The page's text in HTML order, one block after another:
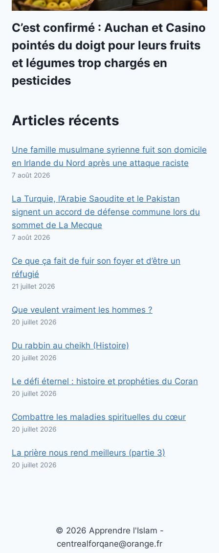
C’est confirmé : Auchan et Casino
pointés du doigt pour leurs fruits
et légumes trop chargés en
pesticides
Articles récents
Une famille musulmane syrienne fuit son domicile
en Irlande du Nord après une attaque raciste
7 août 2026
La Turquie, l’Arabie Saoudite et le Pakistan
signent un accord de défense commune lors du
sommet de La Mecque
7 août 2026
Ce que ça fait de fuir son foyer et d’être un
réfugié
21 juillet 2026
Que veulent vraiment les hommes ?
20 juillet 2026
Du rabbin au cheikh (Histoire)
20 juillet 2026
Le défi éternel : histoire et prophéties du Coran
20 juillet 2026
Combattre les maladies spirituelles du cœur
20 juillet 2026
La prière nous rend meilleurs (partie 3)
20 juillet 2026
© 2026 Apprendre l'Islam -
centrealforqane@orange.fr